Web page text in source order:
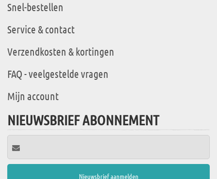
Snel-bestellen
Service & contact
Verzendkosten & kortingen
FAQ - veelgestelde vragen
Mijn account
NIEUWSBRIEF ABONNEMENT